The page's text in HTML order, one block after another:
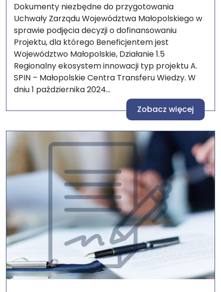
Dokumenty niezbędne do przygotowania
Uchwały Zarządu Województwa Małopolskiego w
sprawie podjęcia decyzji o dofinansowaniu
Projektu, dla którego Beneficjentem jest
Województwo Małopolskie, Działanie 1.5
Regionalny ekosystem innowacji typ projektu A.
SPIN – Małopolskie Centra Transferu Wiedzy. W
dniu 1 października 2024...
Zobacz więcej